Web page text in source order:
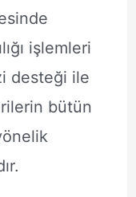
işlemleri
desteği ile
bütün